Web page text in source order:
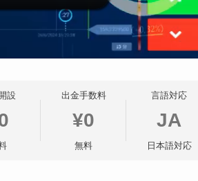
設 出金手数料
¥0
無料
言語対応
JA
日本語対応